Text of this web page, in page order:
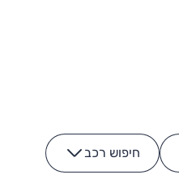
חיפוש רכב